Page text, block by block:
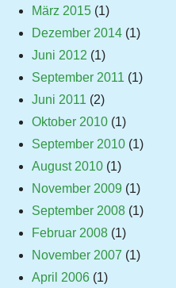
März 2015 (1)
Dezember 2014 (1)
Juni 2012 (1)
September 2011 (1)
Juni 2011 (2)
Oktober 2010 (1)
September 2010 (1)
August 2010 (1)
November 2009 (1)
September 2008 (1)
Februar 2008 (1)
November 2007 (1)
April 2006 (1)